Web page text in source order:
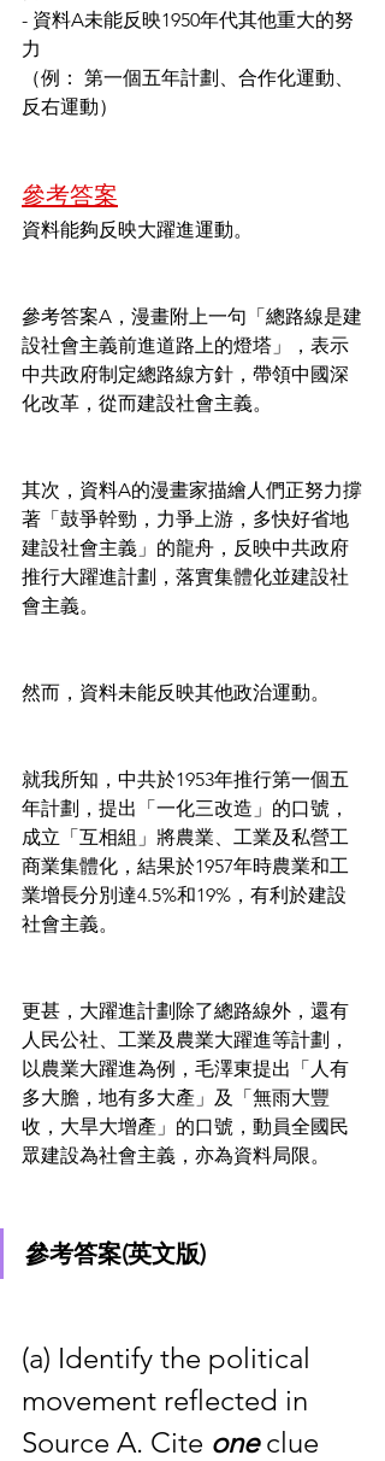
- 資料A未能反映1950年代其他重大的努
力
（例： 第一個五年計劃、合作化運動、
反右運動）
參考答案
資料能夠反映大躍進運動。
參考答案A，漫畫附上一句「總路線是建
設社會主義前進道路上的燈塔」，表示
中共政府制定總路線方針，帶領中國深
化改革，從而建設社會主義。
其次，資料A的漫畫家描繪人們正努力撐
著「鼓爭幹勁，力爭上游，多快好省地
建設社會主義」的龍舟，反映中共政府
推行大躍進計劃，落實集體化並建設社
會主義。
然而，資料未能反映其他政治運動。
就我所知，中共於1953年推行第一個五
年計劃，提出「一化三改造」的口號，
成立「互相組」將農業、工業及私營工
商業集體化，結果於1957年時農業和工
業增長分別達4.5%和19%，有利於建設
社會主義。
更甚，大躍進計劃除了總路線外，還有
人民公社、工業及農業大躍進等計劃，
以農業大躍進為例，毛澤東提出「人有
多大膽，地有多大產」及「無雨大豐
收，大旱大增產」的口號，動員全國民
眾建設為社會主義，亦為資料局限。
參考答案(英文版)
(a) Identify the political
movement reflected in
Source A. Cite one clue